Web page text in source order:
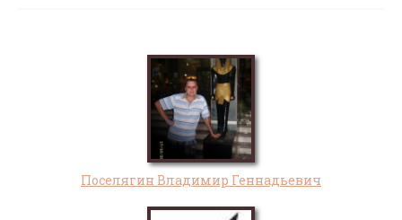
Поселягин Владимир Геннадьевич